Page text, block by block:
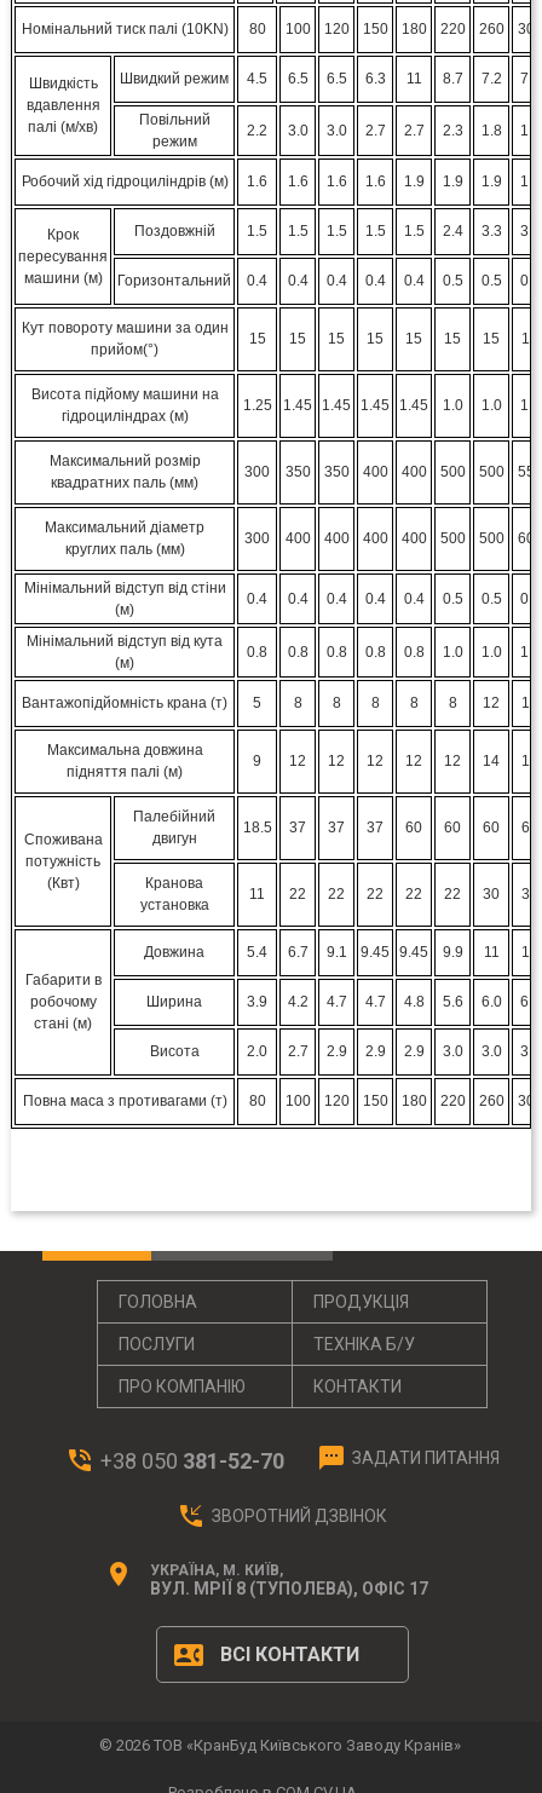
Номінальний тиск палі (10KN) 80 100 120 150 180 220 260 300
Швидкість
вдавлення
палі (м/хв)
Швидкий режим 4.5 6.5 6.5 6.3 11 8.7 7.2 7.2
Повільний
режим
2.2 3.0 3.0 2.7 2.7 2.3 1.8 1.8
Робочий хід гідроциліндрів (м) 1.6 1.6 1.6 1.6 1.9 1.9 1.9 1.9
Крок
пересування
машини (м)
Поздовжній 1.5 1.5 1.5 1.5 1.5 2.4 3.3 3.3
Горизонтальний 0.4 0.4 0.4 0.4 0.4 0.5 0.5 0.6
Кут повороту машини за один
прийом(°)
15 15 15 15 15 15 15 15
Висота підйому машини на
гідроциліндрах (м)
1.25 1.45 1.45 1.45 1.45 1.0 1.0 1.0
Максимальний розмір
квадратних паль (мм)
300 350 350 400 400 500 500 550
Максимальний діаметр
круглих паль (мм)
300 400 400 400 400 500 500 600
Мінімальний відступ від стіни
(м)
0.4 0.4 0.4 0.4 0.4 0.5 0.5 0.9
Мінімальний відступ від кута
(м)
0.8 0.8 0.8 0.8 0.8 1.0 1.0 1.8
Вантажопідйомність крана (т) 5 8 8 8 8 8 12 12
Максимальна довжина
підняття палі (м)
9 12 12 12 12 12 14 14
Споживана
потужність
(Квт)
Палебійний
двигун
18.5 37 37 37 60 60 60 60
Кранова
установка
11 22 22 22 22 22 30 30
Габарити в
робочому
стані (м)
Довжина 5.4 6.7 9.1 9.45 9.45 9.9 11 12
Ширина 3.9 4.2 4.7 4.7 4.8 5.6 6.0 6.2
Висота 2.0 2.7 2.9 2.9 2.9 3.0 3.0 3.1
Повна маса з противагами (т) 80 100 120 150 180 220 260 300
ГОЛОВНА ПРОДУКЦІЯ
ПОСЛУГИ ТЕХНІКА Б/У
ПРО КОМПАНІЮ КОНТАКТИ
phone_in_talk +38 050 381-52-70 textsms ЗАДАТИ ПИТАННЯ
phone_callback ЗВОРОТНИЙ ДЗВІНОК
location_on УКРАЇНА, М. КИЇВ,
ВУЛ. МРІЇ 8 (ТУПОЛЕВА), ОФІС 17
contact_phone ВСІ КОНТАКТИ
© 2026 ТОВ «КранБуд Київського Заводу Кранів»